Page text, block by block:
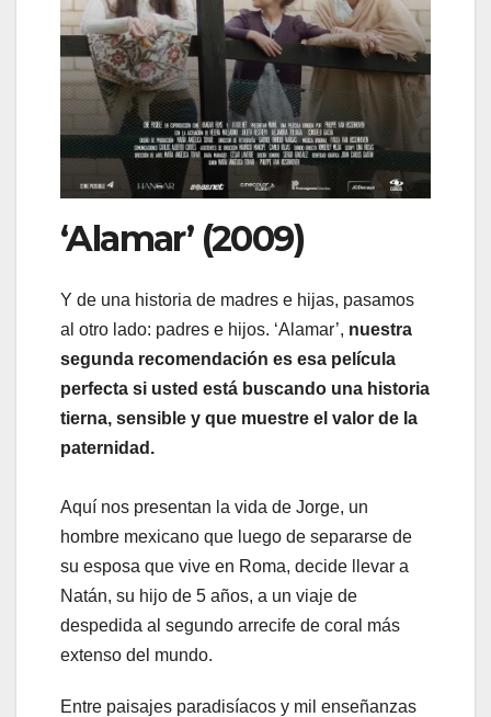
‘Alamar’ (2009)
Y de una historia de madres e hijas, pasamos
al otro lado: padres e hijos. ‘Alamar’, nuestra
segunda recomendación es esa película
perfecta si usted está buscando una historia
tierna, sensible y que muestre el valor de la
paternidad.
Aquí nos presentan la vida de Jorge, un
hombre mexicano que luego de separarse de
su esposa que vive en Roma, decide llevar a
Natán, su hijo de 5 años, a un viaje de
despedida al segundo arrecife de coral más
extenso del mundo.
Entre paisajes paradisíacos y mil enseñanzas